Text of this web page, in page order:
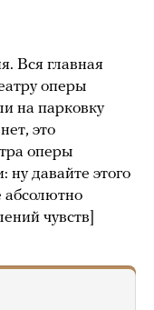
Вся главная
оперы
на парковку
это
оперы
ну давайте этого
абсолютно
чувств]